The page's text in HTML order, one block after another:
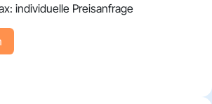
individuelle Preisanfrage